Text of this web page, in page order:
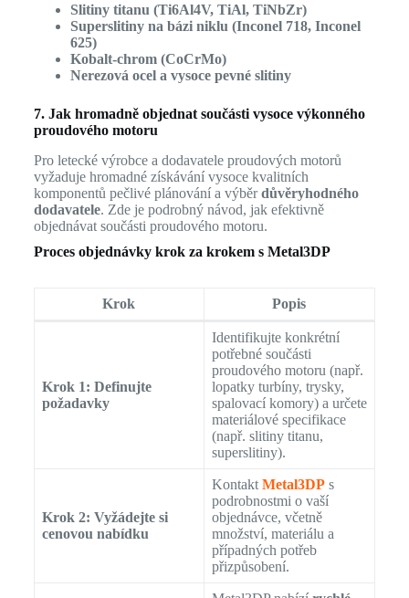
Slitiny titanu (Ti6Al4V, TiAl, TiNbZr)
Superslitiny na bázi niklu (Inconel 718, Inconel
625)
Kobalt-chrom (CoCrMo)
Nerezová ocel a vysoce pevné slitiny
7. Jak hromadně objednat součásti vysoce výkonného
proudového motoru
Pro letecké výrobce a dodavatele proudových motorů
vyžaduje hromadné získávání vysoce kvalitních
komponentů pečlivé plánování a výběrdůvěryhodného
dodavatele. Zde je podrobný návod, jak efektivně
objednávat součásti proudového motoru.
Proces objednávky krok za krokem s Metal3DP
Krok Popis
Krok 1: Definujte
požadavky
Identifikujte konkrétní
potřebné součásti
proudového motoru (např.
lopatky turbíny, trysky,
spalovací komory) a určete
materiálové specifikace
(např. slitiny titanu,
superslitiny).
Krok 2: Vyžádejte si
cenovou nabídku
Kontakt Metal3DPs
podrobnostmi o vaší
objednávce, včetně
množství, materiálu a
případných potřeb
přizpůsobení.